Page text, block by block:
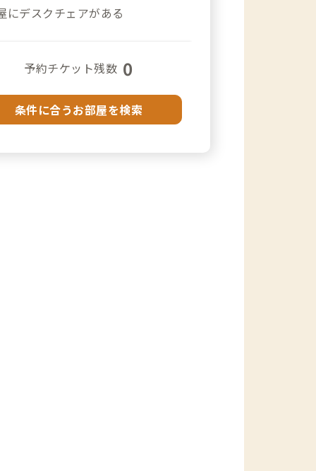
にデスクチェアがある
予約チケット残数 0
条件に合うお部屋を検索